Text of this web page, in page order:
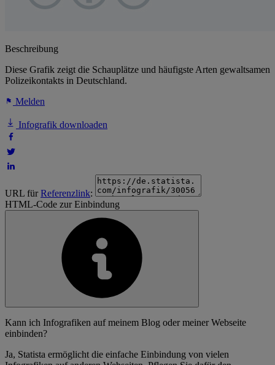
Beschreibung
Diese Grafik zeigt die Schauplätze und häufigste Arten gewaltsamen
Polizeikontakts in Deutschland.
Melden
Infografik downloaden
URL fürReferenzlink:
HTML-Code zur Einbindung
Kann ich Infografiken auf meinem Blog oder meiner Webseite
einbinden?
Ja, Statista ermöglicht die einfache Einbindung von vielen